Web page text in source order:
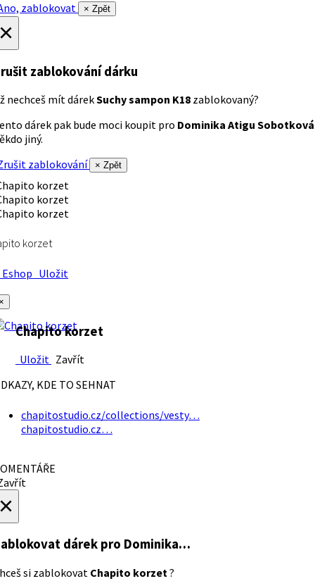
zablokovat
× Zpět
zablokování dárku
nechceš mít dárekSuchy sampon K18 zablokovaný?
dárek pak bude moci koupit pro Dominika Atigu Sobotková
jiný.
zablokování
× Zpět
korzet
Uložit
Chapito korzet
Uložit Zavřít
KDE TO SEHNAT
chapitostudio.cz/collections/vesty…
chapitostudio.cz…
dárek pro Dominika…
si zablokovat Chapito korzet?